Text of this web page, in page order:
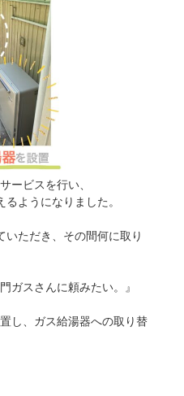
ービスを行い、
ようになりました。
ただき、その間何に取り
ガスさんに頼みたい。』
し、ガス給湯器への取り替